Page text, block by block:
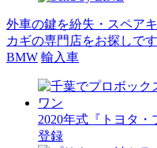
外車の鍵を紛失・スペア
カギの専門店をお探しで
BMW 輸入車
2020年式『トヨタ
登録